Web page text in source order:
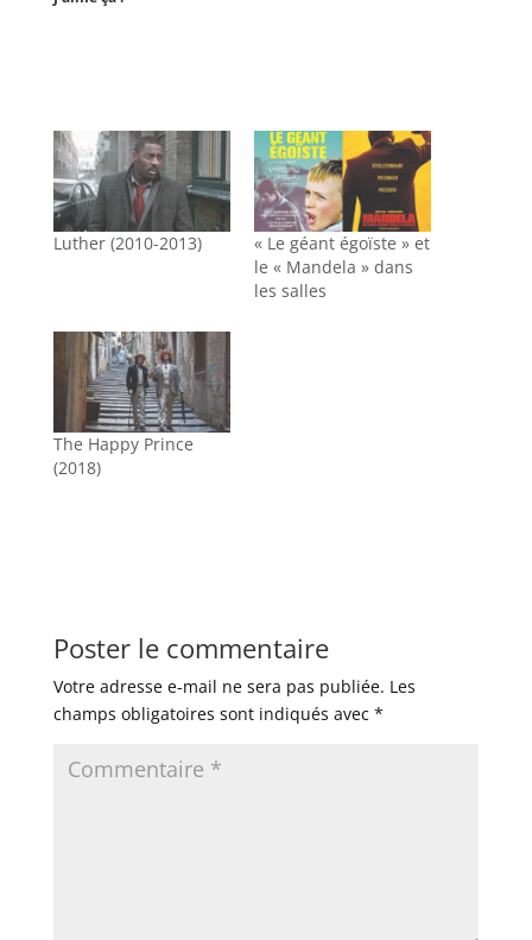
Luther (2010-2013)
« Le géant égoïste » et
le « Mandela » dans
les salles
The Happy Prince
(2018)
Poster le commentaire
Votre adresse e-mail ne sera pas publiée. Les
champs obligatoires sont indiqués avec *